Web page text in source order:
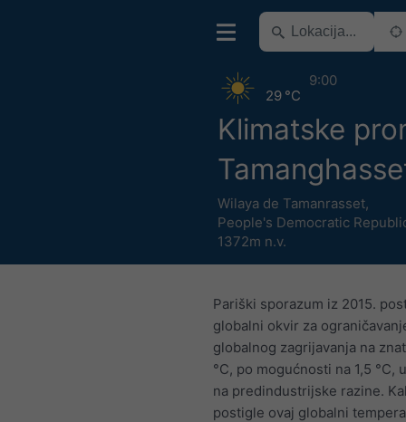
Klimatske
Wilaya de Tamanrasset,
People's Democratic
1372m n.v.
29 °C
9:00
Pariški sporazum iz 2015.
globalni okvir za
globalnog zagrijavanja na
°C, po mogućnosti na 1,5 °C,
na predindustrijske razine.
postigle ovaj globalni